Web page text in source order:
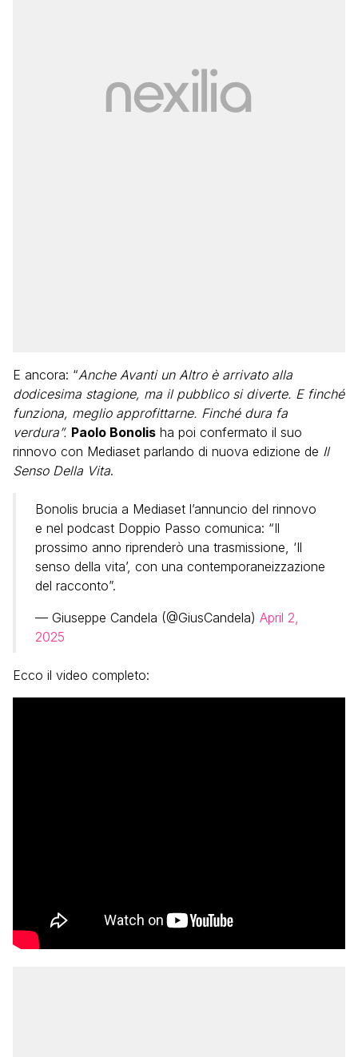
E ancora: “Anche Avanti un Altro è arrivato alla
dodicesima stagione, ma il pubblico si diverte. E finché
funziona, meglio approfittarne. Finché dura fa
verdura”. Paolo Bonolis ha poi confermato il suo
rinnovo con Mediaset parlando di nuova edizione de Il
Senso Della Vita.
Bonolis brucia a Mediaset l’annuncio del rinnovo
e nel podcast Doppio Passo comunica: “Il
prossimo anno riprenderò una trasmissione, ‘Il
senso della vita’, con una contemporaneizzazione
del racconto”.
— Giuseppe Candela (@GiusCandela) April 2,
2025
Ecco il video completo: